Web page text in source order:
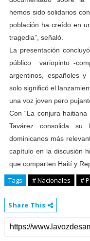
hemos sido solidarios
población ha creído en
tragedia”, señaló.
La presentación
público variopinto -
argentinos, españoles
solo significó el
una voz joven pero
Con “La conjura
Tavárez consolida
dominicanos más
capítulo en la discusión
que comparten Haití y
Tags # Nacionales #
Share This